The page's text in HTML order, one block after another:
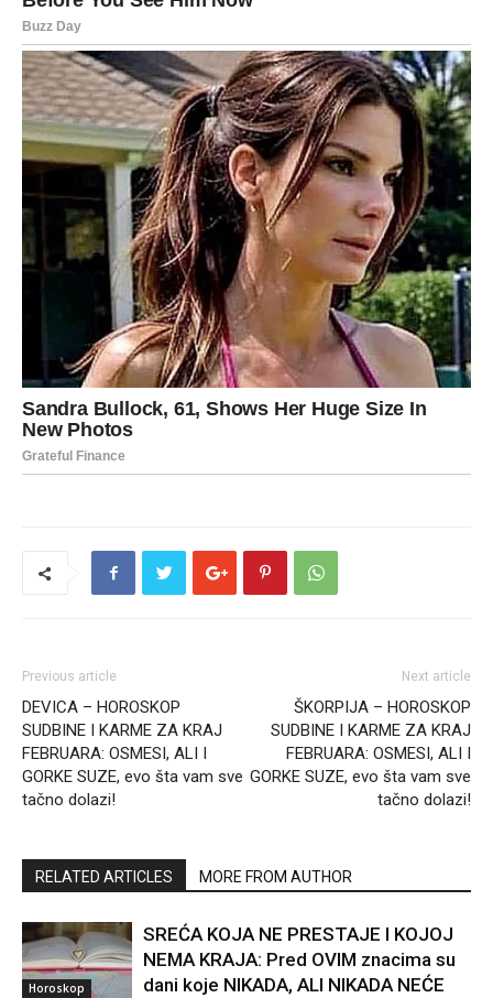
Previous article
DEVICA – HOROSKOP
SUDBINE I KARME ZA KRAJ
FEBRUARA: OSMESI, ALI I
GORKE SUZE, evo šta vam sve
tačno dolazi!
Next article
ŠKORPIJA – HOROSKOP
SUDBINE I KARME ZA KRAJ
FEBRUARA: OSMESI, ALI I
GORKE SUZE, evo šta vam sve
tačno dolazi!
RELATED ARTICLES MORE FROM AUTHOR
Horoskop
SREĆA KOJA NE PRESTAJE I KOJOJ
NEMA KRAJA: Pred OVIM znacima su
dani koje NIKADA, ALI NIKADA NEĆE